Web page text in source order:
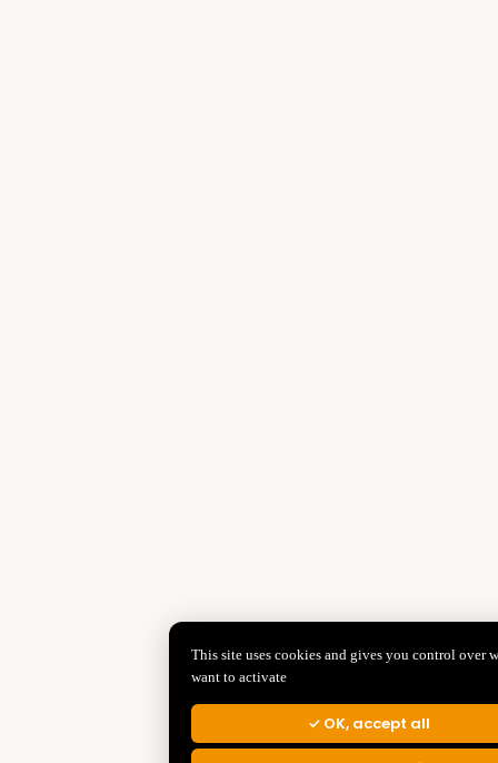
This site uses cookies and gives you control over
want to activate
OK, accept all